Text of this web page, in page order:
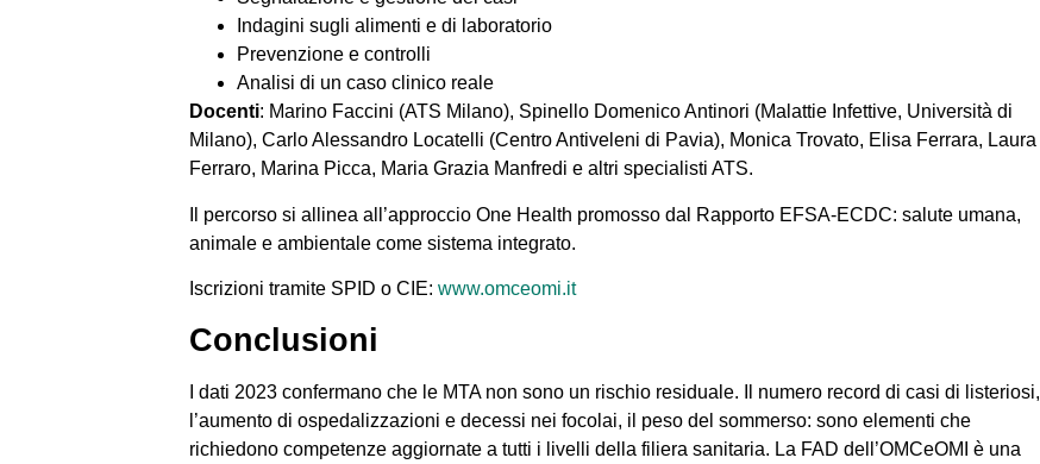
Indagini sugli alimenti e di laboratorio
Prevenzione e controlli
Analisi di un caso clinico reale
Docenti: Marino Faccini (ATS Milano), Spinello Domenico Antinori (Malattie Infettive, Università di
Milano), Carlo Alessandro Locatelli (Centro Antiveleni di Pavia), Monica Trovato, Elisa Ferrara, Laura
Ferraro, Marina Picca, Maria Grazia Manfredi e altri specialisti ATS.
Il percorso si allinea all’approccio One Health promosso dal Rapporto EFSA-ECDC: salute umana,
animale e ambientale come sistema integrato.
Iscrizioni tramite SPID o CIE: www.omceomi.it
Conclusioni
I dati 2023 confermano che le MTA non sono un rischio residuale. Il numero record di casi di listeriosi,
l’aumento di ospedalizzazioni e decessi nei focolai, il peso del sommerso: sono elementi che
richiedono competenze aggiornate a tutti i livelli della filiera sanitaria. La FAD dell’OMCeOMI è una